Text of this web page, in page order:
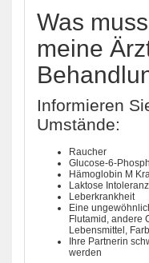
Was
meine
Informieren
Umstände:
Raucher
Glucose-6-
Hämoglobin M
Laktose Intoleranz
Leberkrankheit
Eine
Flutamid, andere
Lebensmittel,
Ihre Partnerin
werden